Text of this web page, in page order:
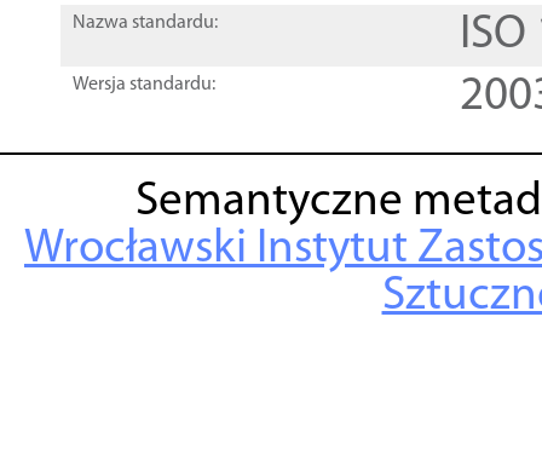
Nazwa standardu:
Wersja standardu:
Semantyczne
Wrocławski Instytut